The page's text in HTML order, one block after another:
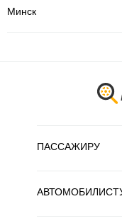
Минск
ПАССАЖИРУ